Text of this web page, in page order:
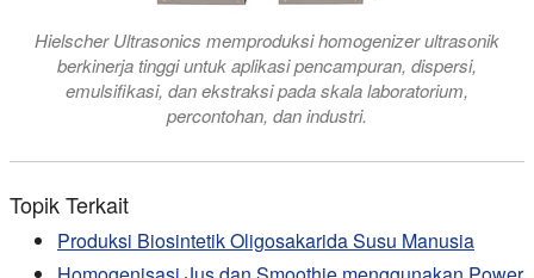
Hielscher Ultrasonics memproduksi homogenizer ultrasonik
berkinerja tinggi untuk aplikasi pencampuran, dispersi,
emulsifikasi, dan ekstraksi pada skala laboratorium,
percontohan, dan industri.
Topik Terkait
Produksi Biosintetik Oligosakarida Susu Manusia